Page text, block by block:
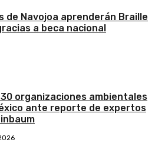
Navojoa aprenderán Braille
a beca nacional
30 organizaciones ambientales
ante reporte de expertos